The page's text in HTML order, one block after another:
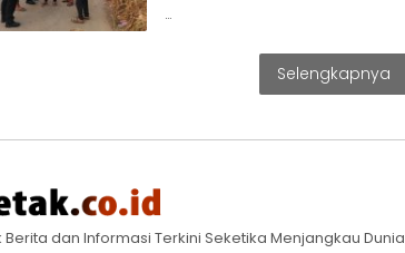
…
Selengkapnya
Berita dan Informasi Terkini Seketika Menjangkau Dunia